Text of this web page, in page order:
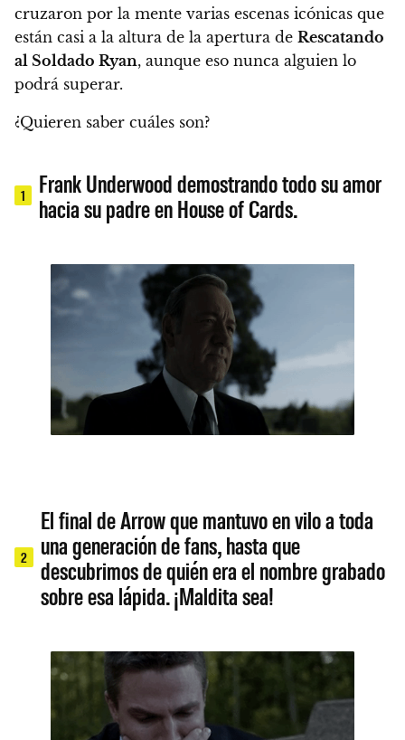
cruzaron por la mente varias escenas icónicas que
están casi a la altura de la apertura de Rescatando
al Soldado Ryan, aunque eso nunca alguien lo
podrá superar.
¿Quieren saber cuáles son?
1
Frank Underwood demostrando todo su amor
hacia su padre en House of Cards.
2
El final de Arrow que mantuvo en vilo a toda
una generación de fans, hasta que
descubrimos de quién era el nombre grabado
sobre esa lápida. ¡Maldita sea!